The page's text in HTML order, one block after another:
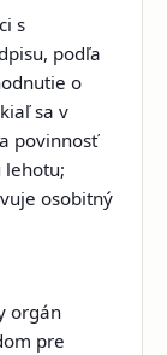
s
podľa
o
sa v
povinnosť
lehotu;
osobitný
orgán
pre